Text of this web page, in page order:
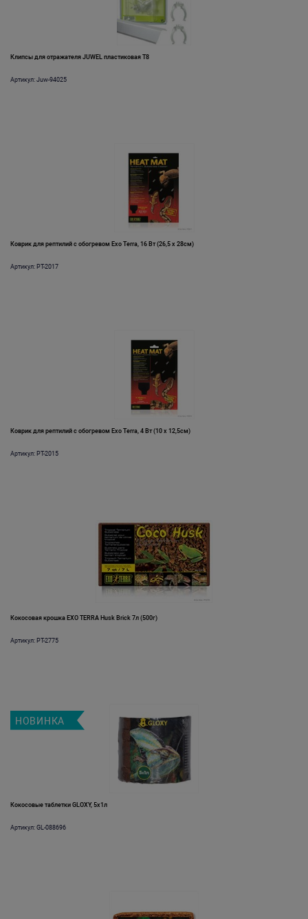
Клипсы для отражателя JUWEL пластиковая Т8
Артикул: Juw-94025
Коврик для рептилий с обогревом Exo Terra, 16 Вт (26,5 x 28см)
Артикул: PT-2017
Коврик для рептилий с обогревом Exo Terra, 4 Вт (10 x 12,5см)
Артикул: PT-2015
Кокосовая крошка EXO TERRA Husk Brick 7л (500г)
Артикул: PT-2775
Кокосовые таблетки GLOXY, 5x1л
Артикул: GL-088696
НОВИНКА